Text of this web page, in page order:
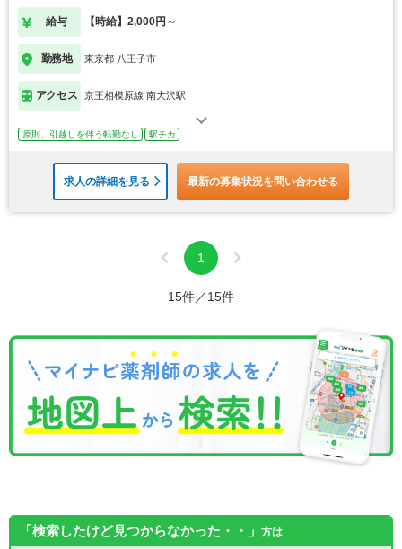
給与 【時給】2,000円～
勤務地 東京都 八王子市
アクセス 京王相模原線 南大沢駅
原則、引越しを伴う転勤なし 駅チカ
求人の詳細を見る 最新の募集状況を問い合わせる
1
15件／15件
「検索したけど見つからなかった・・」 方は